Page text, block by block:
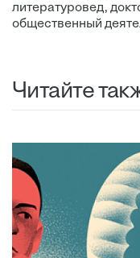
литературовед,
общественный
Читайте